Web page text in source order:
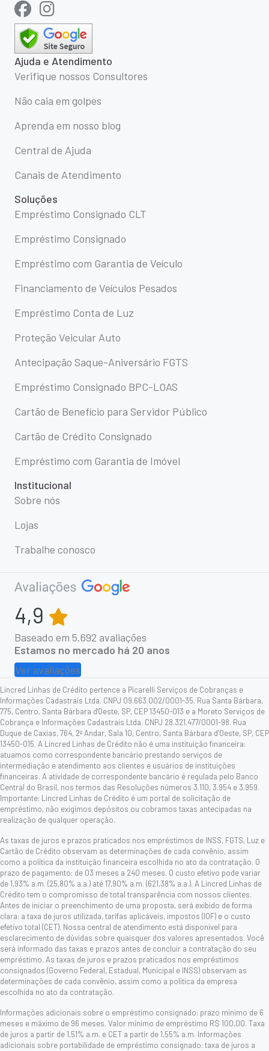
Ajuda e Atendimento
Verifique nossos Consultores
Não caia em golpes
Aprenda em nosso blog
Central de Ajuda
Canais de Atendimento
Soluções
Empréstimo Consignado CLT
Empréstimo Consignado
Empréstimo com Garantia de Veículo
Financiamento de Veículos Pesados
Empréstimo Conta de Luz
Proteção Veicular Auto
Antecipação Saque-Aniversário FGTS
Empréstimo Consignado BPC-LOAS
Cartão de Benefício para Servidor Público
Cartão de Crédito Consignado
Empréstimo com Garantia de Imóvel
Institucional
Sobre nós
Lojas
Trabalhe conosco
4,9
Baseado em 5.692 avaliações
Estamos no mercado há 20 anos
Ver avaliações
Lincred Linhas de Crédito pertence a Picarelli Serviços de Cobranças e
Informações Cadastrais Ltda. CNPJ 09.663.002/0001-35. Rua Santa Bárbara,
775, Centro, Santa Bárbara d'Oeste, SP, CEP 13450-013 e a Moreto Serviços de
Cobrança e Informações Cadastrais Ltda. CNPJ 28.321.477/0001-98. Rua
Duque de Caxias, 764, 2º Andar, Sala 10, Centro, Santa Bárbara d’Oeste, SP, CEP
13450-015. A Lincred Linhas de Crédito não é uma instituição financeira:
atuamos como correspondente bancário prestando serviços de
intermediação e atendimento aos clientes e usuários de instituições
financeiras. A atividade de correspondente bancário é regulada pelo Banco
Central do Brasil, nos termos das Resoluções números 3.110, 3.954 e 3.959.
Importante: Lincred Linhas de Crédito é um portal de solicitação de
empréstimo, não exigimos depósitos ou cobramos taxas antecipadas na
realização de qualquer operação.
As taxas de juros e prazos praticados nos empréstimos de INSS, FGTS, Luz e
Cartão de Crédito observam as determinações de cada convênio, assim
como a política da instituição financeira escolhida no ato da contratação. O
prazo de pagamento: de 03 meses a 240 meses. O custo efetivo pode variar
de 1,93% a.m. (25,80% a.a.) até 17,90% a.m. (621,38% a.a.). A Lincred Linhas de
Crédito tem o compromisso de total transparência com nossos clientes.
Antes de iniciar o preenchimento de uma proposta, será exibido de forma
clara: a taxa de juros utilizada, tarifas aplicáveis, impostos (IOF) e o custo
efetivo total (CET). Nossa central de atendimento está disponível para
esclarecimento de dúvidas sobre quaisquer dos valores apresentados. Você
será informado das taxas e prazos antes de concluir a contratação do seu
empréstimo. As taxas de juros e prazos praticados nos empréstimos
consignados (Governo Federal, Estadual, Municipal e INSS) observam as
determinações de cada convênio, assim como a política da empresa
escolhida no ato da contratação.
Informações adicionais sobre o empréstimo consignado: prazo mínimo de 6
meses e máximo de 96 meses. Valor mínimo de empréstimo R$ 100,00. Taxa
de juros a partir de 1,51% a.m. e CET a partir de 1,55% a.m. Informações
adicionais sobre portabilidade de empréstimo consignado: taxa de juros a